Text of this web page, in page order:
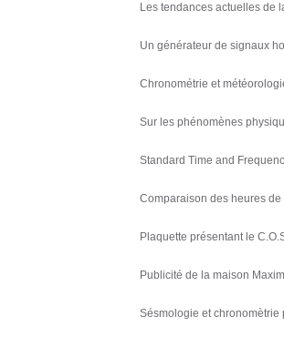
Les tendances actuelles de
Un générateur de signaux
Chronométrie et
Sur les phénomènes
Standard Time and
Comparaison des heures
Plaquette présentant le
Publicité de la maison
Sésmologie et chronomètrie